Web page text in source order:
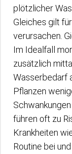
plötzlicher
Gleiches gilt
verursachen.
Im Idealfall
zusätzlich
Wasserbedarf
Pflanzen
führen oft zu
Krankheiten
Routine bei